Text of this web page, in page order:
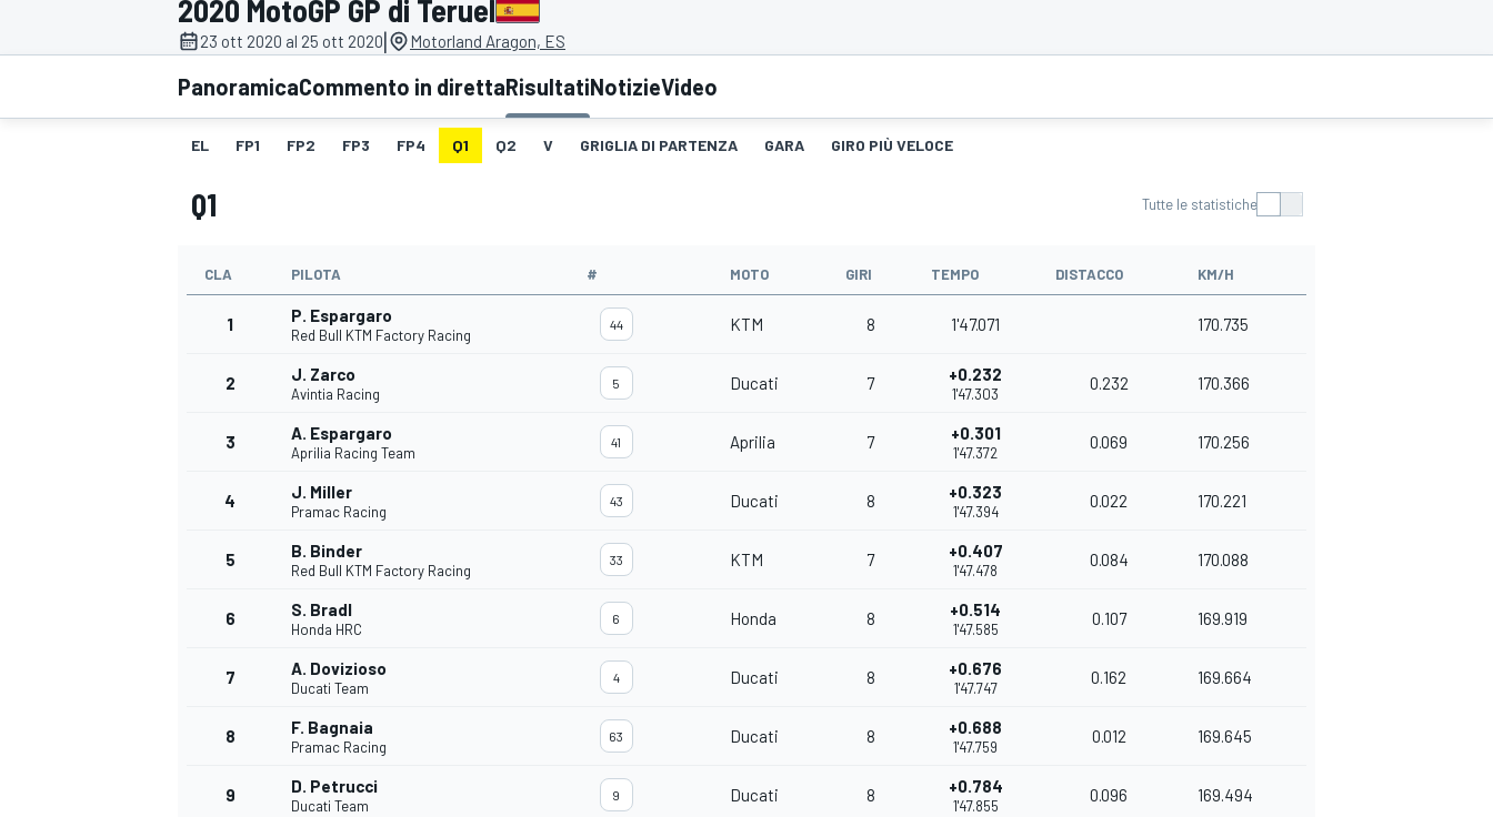
MOTOGP WEC
WRC
2020 MotoGP GP di Teruel
23 ott 2020 al 25 ott 2020| Motorland Aragon, ES
PanoramicaCommento in direttaRisultatiNotizieVideo
EL FP1 FP2 FP3 FP4 Q1 Q2 V GRIGLIA DI PARTENZA GARA GIRO PIÙ VELOCE
Q1 Tutte le statistiche
CLA PILOTA # MOTO GIRI TEMPO DISTACCO KM/H
1 P. Espargaro
Red Bull KTM Factory Racing
44 KTM 8 1'47.071 170.735
2 J. Zarco
Avintia Racing
5 Ducati 7 +0.232
1'47.303
0.232 170.366
3 A. Espargaro
Aprilia Racing Team
41 Aprilia 7 +0.301
1'47.372
0.069 170.256
4 J. Miller
Pramac Racing
43 Ducati 8 +0.323
1'47.394
0.022 170.221
5 B. Binder
Red Bull KTM Factory Racing
33 KTM 7 +0.407
1'47.478
0.084 170.088
6 S. Bradl
Honda HRC
6 Honda 8 +0.514
1'47.585
0.107 169.919
7 A. Dovizioso
Ducati Team
4 Ducati 8 +0.676
1'47.747
0.162 169.664
8 F. Bagnaia
Pramac Racing
63 Ducati 8 +0.688
1'47.759
0.012 169.645
9 D. Petrucci
Ducati Team
9 Ducati 8 +0.784
1'47.855
0.096 169.494